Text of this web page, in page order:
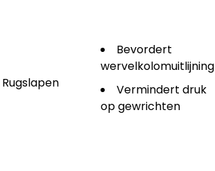
Rugslapen
Bevordert
wervelkolomuitlijning
Vermindert druk
op gewrichten